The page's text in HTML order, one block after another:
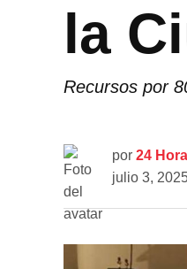
la
Recursos por
por 24
julio 3,